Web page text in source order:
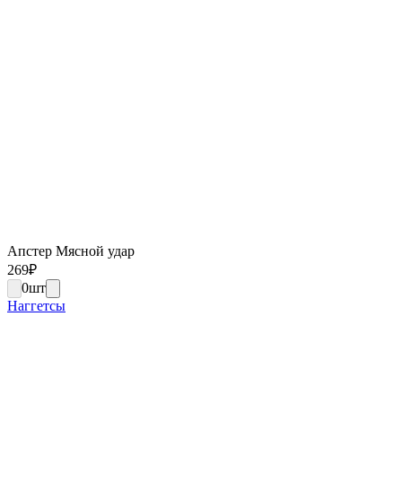
Апстер Мясной удар
269₽
0шт
Наггетсы